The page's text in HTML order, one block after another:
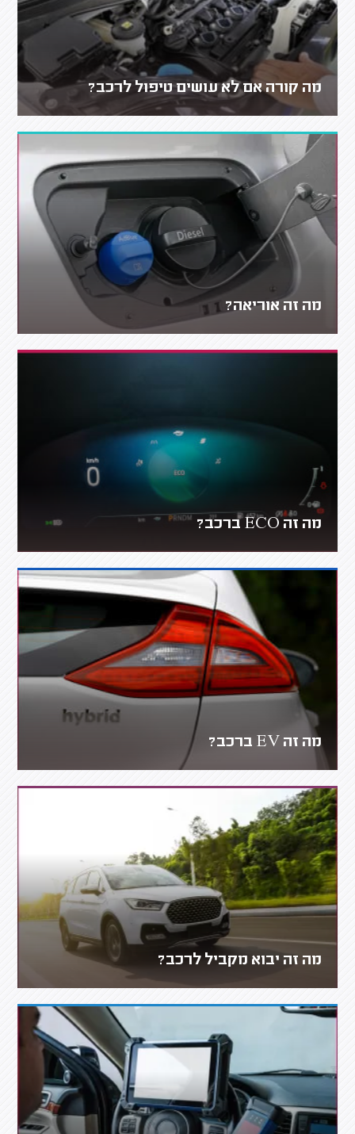
מה קורה אם לא עושים טיפול לרכב?
מה זה אוריאה?
מה זה ECO ברכב?
מה זה EV ברכב?
מה זה יבוא מקביל לרכב?